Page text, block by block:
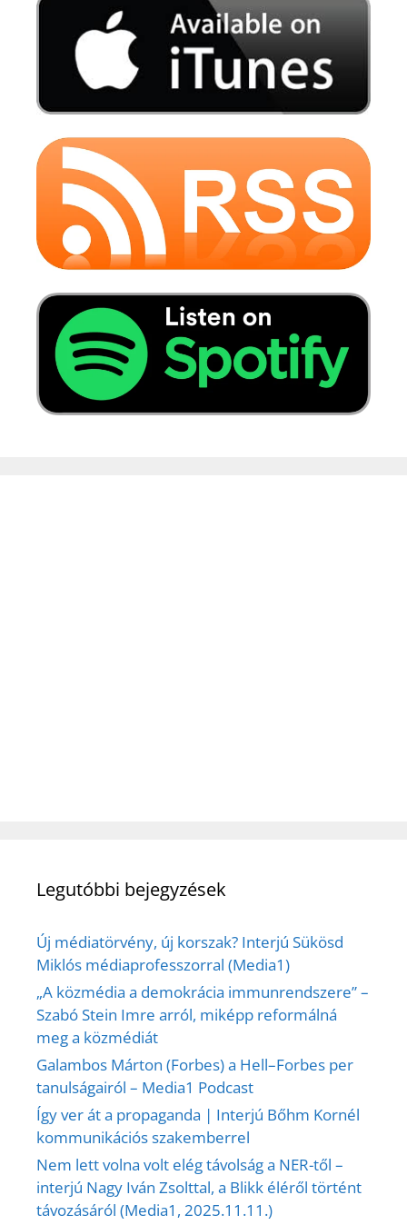
Legutóbbi bejegyzések
Új médiatörvény, új korszak? Interjú Sükösd
Miklós médiaprofesszorral (Media1)
„A közmédia a demokrácia immunrendszere” –
Szabó Stein Imre arról, miképp reformálná
meg a közmédiát
Galambos Márton (Forbes) a Hell–Forbes per
tanulságairól – Media1 Podcast
Így ver át a propaganda | Interjú Bőhm Kornél
kommunikációs szakemberrel
Nem lett volna volt elég távolság a NER-től –
interjú Nagy Iván Zsolttal, a Blikk éléről történt
távozásáról (Media1, 2025.11.11.)